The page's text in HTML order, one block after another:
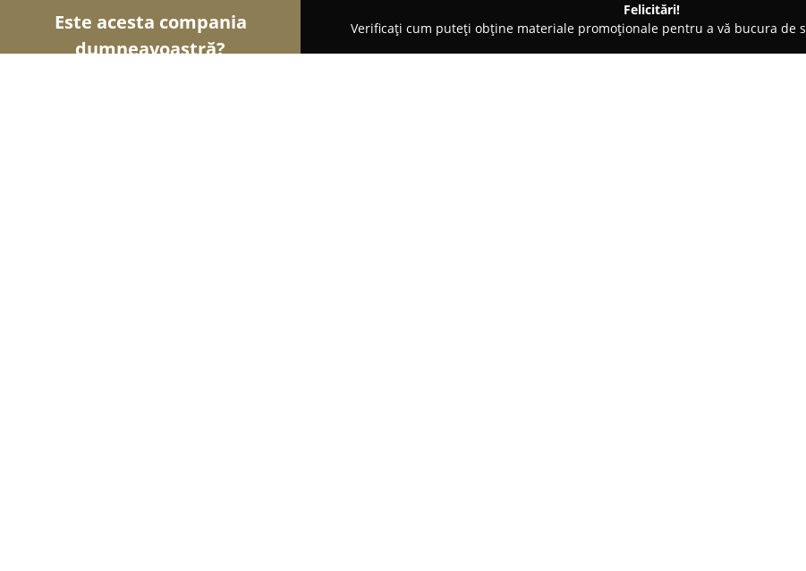
Este acesta compania
dumneavoastră?
Felicitări!
Verificați cum puteți obține materiale promoționale pentru a vă bucura de